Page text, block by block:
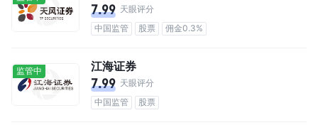
7.99 天眼评分
中国监管
股票 佣金0.3%
监管中 江海证券
7.99 天眼评分
中国监管
股票